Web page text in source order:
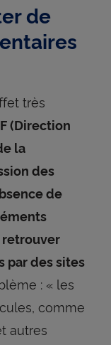
de
très
(Direction
la
des
de
retrouver
par des sites
: « les
comme
autres